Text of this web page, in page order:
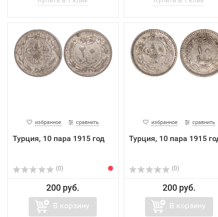
избранное сравнить
Турция, 10 пара 1915 год
(0)
200 руб.
В корзину
избранное сравнить
Турция, 10 пара 1915
(0)
200 руб.
В корзину